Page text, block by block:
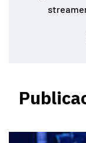
streamer